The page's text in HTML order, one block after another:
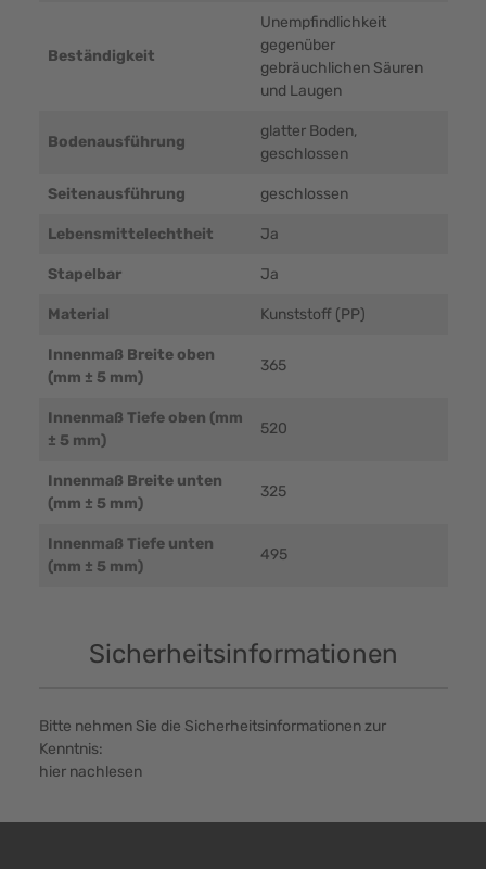
Beständigkeit
Unempfindlichkeit
gegenüber
gebräuchlichen Säuren
und Laugen
Bodenausführung
glatter Boden,
geschlossen
Seitenausführung geschlossen
Lebensmittelechtheit Ja
Stapelbar Ja
Material Kunststoff (PP)
Innenmaß Breite oben
(mm ± 5 mm)
365
Innenmaß Tiefe oben (mm
± 5 mm)
520
Innenmaß Breite unten
(mm ± 5 mm)
325
Innenmaß Tiefe unten
(mm ± 5 mm)
495
Sicherheitsinformationen
Bitte nehmen Sie die Sicherheitsinformationen zur
Kenntnis:
hier nachlesen